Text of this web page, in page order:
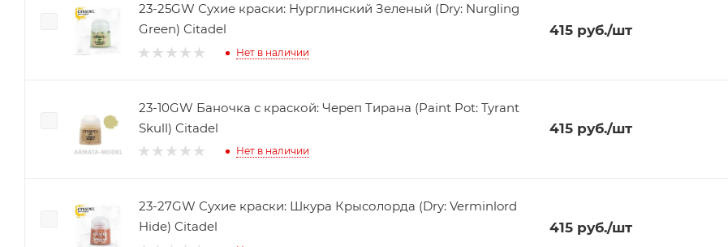
23-25GW Сухие краски: Нурглинский Зеленый (Dry: Nurgling
Green) Citadel
Нет в наличии
415руб./шт
23-10GW Баночка с краской: Череп Тирана (Paint Pot: Tyrant
Skull) Citadel
Нет в наличии
415руб./шт
23-27GW Сухие краски: Шкура Крысолорда (Dry: Verminlord
Hide) Citadel
415руб./шт